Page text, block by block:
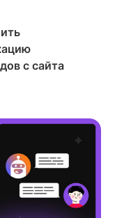
с сайта